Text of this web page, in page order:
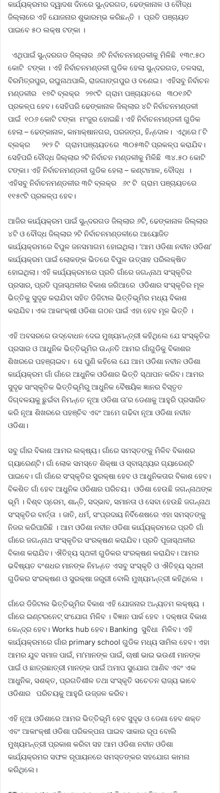
କାର୍ଯ୍ୟକ୍ରମର ଦ୍ୱାଦଶ ଦିନରେ ସୁନ୍ଦରଗଡ, ଢେଙ୍କାନାଳ ଓ ବୌଦ୍ଧ
ଜିଲ୍ଲାରେ ଏହି ଯୋଜନାର ଶୁଭାରମ୍ଭ କରିଛନ୍ତି । ପ୍ରତି ପଞ୍ଚାୟତ
ପାଇବେ ୫୦ ଲକ୍ଷ ଟଙ୍କା ।
ଏଥିପାଇଁ ସୁନ୍ଦରଗଡ ଜିଲ୍ଲାର ୬ଟି ନିର୍ବାଚନମଣ୍ଡଳୀକୁ ମିଳିଛି ୧୩୯.୫୦
କୋଟି ଟଙ୍କା । ଏହି ନିର୍ବାଚନମଣ୍ଡଳୀ ଗୁଡିକ ହେଲା ସୁନ୍ଦରଗଡ, ତଳସରା,
ବିରମିତ୍ରପୁର, ରଘୁନାଥପାଲି, ରାଜଗାଙ୍ଗପୁର ଓ ବଣେଇ। ଏହିସବୁ ନିର୍ବାଚନ
ମଣ୍ଡଳୀର ୧୭ଟି ବ୍ଲକ୍‌‌ର ୨୭୯ଟି ଗ୍ରାମ ପଞ୍ଚାୟତରେ ୩୦୧୬ଟି
ପ୍ରକଳ୍ପ ହେବ। ସେହିପରି ଢେଙ୍କାନାଳ ଜିଲ୍ଲାର ୪ଟି ନିର୍ବାଚନମଣ୍ଡଳୀ
ପାଇଁ ୧୦୬ କୋଟି ଟଙ୍କା ମଂଜୁର ହୋଇଛି। ଏହି ନିର୍ବାଚନମଣ୍ଡଳୀ ଗୁଡିକ
ହେଲା – ଢେଙ୍କାନାଳ, କାମାକ୍ଷାନଗର, ପରଜଙ୍ଗ, ହିନ୍ଦୋଳ। ଏଥିରେ ୮ଟି
ବ୍ଲକ୍‌ର ୨୧୨ ଟି ଗ୍ରାମପଞ୍ଚାୟତରେ ୩୦୫୩ଟି ପ୍ରକଳ୍ପ କରାଯିବ।
ସେହିପରି ବୌଦ୍ଧ ଜିଲ୍ଲାର ୨ଟି ନିର୍ବାଚନ ମଣ୍ଡଳୀକୁ ମିଳିଛି ୩୪.୫୦ କୋଟି
ଟଙ୍କା। ଏହି ନିର୍ବାଚନମଣ୍ଡଳୀ ଗୁଡିକ ହେଲା – କଣ୍ଟାମାଳ, ବୌଦ୍ଧ ।
ଏହିସବୁ ନିର୍ବାଚନମଣ୍ଡଳୀର ୩ଟି ବ୍ଲକ୍‌‌ର ୬୯ ଟି ଗ୍ରାମ ପଞ୍ଚାୟତରେ
୧୧୫୯ଟି ପ୍ରକଳ୍ପ ହେବ।
ଆଜିର କାର୍ଯ୍ୟକ୍ରମ ପାଇଁ ସୁନ୍ଦରଗଡ ଜିଲ୍ଲାର ୬ଟି, ଢେଙ୍କାନାଳ ଜିଲ୍ଲାର
୪ଟି ଓ ବୌଦ୍ଧ ଜିଲ୍ଲାର ୨ଟି ନିର୍ବାଚନମଣ୍ଡଳୀରେ ଆୟୋଜିତ
କାର୍ଯ୍ୟକ୍ରମରେ ବିପୁଳ ଜନସମାଗମ ହୋଇଥିଲା। ‘ଆମ ଓଡିଶା ନବୀନ ଓଡିଶା’
କାର୍ଯ୍ୟକ୍ରମ ପାଇଁ ଲୋକଙ୍କ ଭିତରେ ବିପୁଳ ଉତ୍ସାହ ପରିଲକ୍ଷିତ
ହୋଇଥିଲା। ଏହି କାର୍ଯ୍ୟକ୍ରମରେ ପ୍ରତି ଗାଁରେ ଜଗନ୍ନାଥ ସଂସ୍କୃତିର
ପ୍ରସାର, ପ୍ରତି ପୂଜାସ୍ଥଳୀର ବିକାଶ ଜରିଆରେ ଓଡିଶାର ସଂସ୍କୃତିର ମୂଳ
ଭିତ୍ତିକୁ ସୁଦୃଢ କରାଯିବା ସହିତ ଡିଜିଟାଲ ଭିତ୍ତିଭୂମିର ମଧ୍ୟ ବିକାଶ
କରାଯିବ। ଏକ ଆକାଂକ୍ଷୀ ଓଡିଶା ଗଠନ ପାଇଁ ଏହା ହେବ ମୂଳ ଭିତ୍ତି ।
ଏହି ଅବସରରେ ଉଦ୍‌ବୋଧନ ଦେଇ ମୁଖ୍ୟମନ୍ତ୍ରୀ କହିଥିଲେ ଯେ ସଂସ୍କୃତିର
ପ୍ରସାର ଓ ଆଧୁନିକ ଭିତ୍ତିଭୂମିର ଉନ୍ନତି ଆମର ଗାଁଗୁଡିକୁ ବିକାଶର
ଶିଖରରେ ପହଞ୍ଚାଇବ। ସେ ପୁଣି କହିଲେ ଯେ ଆମ ଓଡିଶା ନବୀନ ଓଡିଶା
କାର୍ଯ୍ୟକ୍ରମ ଗାଁ ଗାଁରେ ଆଧୁନିକ ଓଡିଶାର ଭିତ୍ତି ସ୍ଥାପନ କରିବ। ଆମର
ସୁଦୃଢ ସାଂସ୍କୃତିକ ଭିତ୍ତିଭୂମିରୁ ଆଧୁନିକ ବୈଷୟିକ ଜ୍ଞାନର ବିସ୍ତୃତ
ଦିଗ୍‌ବଳୟକୁ ଛୁଇଁବା ନିମନ୍ତେ ନୂଆ ଓଡିଶା ତା’ର ଡେଣାକୁ ଆହୁରି ପ୍ରସାରିତ
କରି ନୂଆ ଶିଖରରେ ପହଞ୍ଚିବ ଏବଂ ଆମେ ଗଢିବା ନୂଆ ଓଡିଶା ନବୀନ
ଓଡିଶା।
ସବୁ ଗାଁର ବିକାଶ ଆମର ଲକ୍ଷ୍ୟ। ଗାଁରେ ସମସ୍ତଙ୍କୁ ମିଳିବ ବିକାଶର
ଗ୍ୟାରେଣ୍ଟି। ଗାଁ ଲୋକ ସମସ୍ତେ ଶିକ୍ଷା ଓ ସ୍ବାସ୍ଥ୍ୟର ଗ୍ୟାରେଣ୍ଟି
ପାଇବେ। ଗାଁ ଗାଁରେ ସଂସ୍କୃତିର ସୁରକ୍ଷା ହେବ ଓ ଆଧୁନିକତାର ବିକାଶ ହେବ।
ବିକଶିତ ଗାଁ ହେବ ଆଧୁନିକ ଓଡିଶାର ପରିଚୟ। ଓଡିଶା ହେଉଛି ଜଗନ୍ନାଥଙ୍କ
ଭୂମି । ବିଶ୍ବ ପ୍ରେମ, ଶାନ୍ତି, ସଦ୍‌ଭାବ, ସମାନତା ଓ ସେବା ହେଉଛି ଜଗନ୍ନାଥ
ସଂସ୍କୃତିର ବାର୍ତ୍ତା । ଜାତି, ଧର୍ମ, ସଂପ୍ରଦାୟ ନିର୍ବିଶେଷରେ ଏହା ସମସ୍ତଙ୍କୁ
ନିଜର କରିପାରିଛି । ଆମ ଓଡିଶା ନବୀନ ଓଡିଶା କାର୍ଯ୍ୟକ୍ରମରେ ପ୍ରତି ଗାଁ
ଗାଁରେ ଜଗନ୍ନାଥ ସଂସ୍କୃତିର ସଂରକ୍ଷଣ କରାଯିବ। ପ୍ରତି ପୂଜାସ୍ଥଳୀର
ବିକାଶ କରାଯିବ। ଐତିହ୍ୟ ସ୍ଥଳୀ ଗୁଡିକର ସଂରକ୍ଷଣ କରାଯିବ। ଆମର
ଭବିଷ୍ୟତ ବଂଶଧର ମାନଙ୍କ ନିମନ୍ତେ ଏସବୁ ସଂସ୍କୃତି ଓ ଐତିହ୍ୟ ସ୍ଥଳୀ
ଗୁଡିକର ସଂରକ୍ଷଣ ଓ ସୁରକ୍ଷା ଜରୁରୀ ବୋଲି ମୁଖ୍ୟମନ୍ତ୍ରୀ କହିଥିଲେ ।
ଗାଁରେ ଡିଜିଟାଲ ଭିତ୍ତିଭୂମିର ବିକାଶ ଏହି ଯୋଜନାର ଅନ୍ୟତମ ଲକ୍ଷ୍ୟ ।
ଗାଁରେ ଇଣ୍ଟରନେଟ୍‌ ସଂଯୋଗ ମିଳିବ । ବିଜ୍ଞାନ ପାର୍କ ହେବ । ଦକ୍ଷତା ବିକାଶ
କେନ୍ଦ୍ର ହେବ। Works hub ହେବ। Banking ସୁବିଧା ମିଳିବ। ଏହି
କାର୍ଯ୍ୟକ୍ରମରେ ଗାଁର primary school ଗୁଡିକ ମଧ୍ୟ ସାମିଲ ହେବ। ଏହା
ଆମର ଯୁବ ସମାଜ ପାଇଁ, ମା’ମାନଙ୍କ ପାଇଁ, ଚାଷୀ ଭାଇ ଭଉଣୀ ମାନଙ୍କ
ପାଇଁ ଓ ଛାତ୍ରଛାତ୍ରୀ ମାନଙ୍କ ପାଇଁ ଅମାପ ସୁଯୋଗ ଆଣିବ ଏବଂ ଏକ
ଆଧୁନିକ, ସଶକ୍ତ, ପ୍ରଗତିଶୀଳ ତଥା ସଂସ୍କୃତି ସଚେତନ ରାଜ୍ୟ ଭାବେ
ଓଡିଶାର ପରିଚୟକୁ ଆହୁରି ଉଜ୍ଜଳ କରିବ।
ଏହି ନୂଆ ଓଡିଶାରେ ଆମର ଭିତ୍ତିଭୂମି ହେବ ସୁଦୃଢ ଓ ଡେଣା ହେବ ଶକ୍ତ
ଏବଂ ଆକାଂକ୍ଷୀ ଓଡିଶା ପରିକଳ୍ପନା ପାଇବ ସାକାର ରୂପ ବୋଲି
ମୁଖ୍ୟମନ୍ତ୍ରୀ ପ୍ରକାଶ କରିବା ସହ ଆମ ଓଡିଶା ନବୀନ ଓଡିଶା
କାର୍ଯ୍ୟକ୍ରମର ସଫଳ ରୂପାୟନରେ ସମସ୍ତଙ୍କର ସହଯୋଗ କାମନା
କରିଥିଲେ।